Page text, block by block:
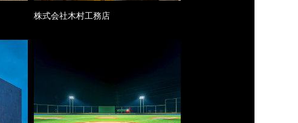
株式会社木村工務店